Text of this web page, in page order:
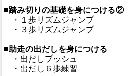
■踏み切りの基礎を身につける②
・１歩リズムジャンプ
・３歩リズムジャンプ
■助走の出だしを身につける
・出だしプッシュ
・出だし６歩練習